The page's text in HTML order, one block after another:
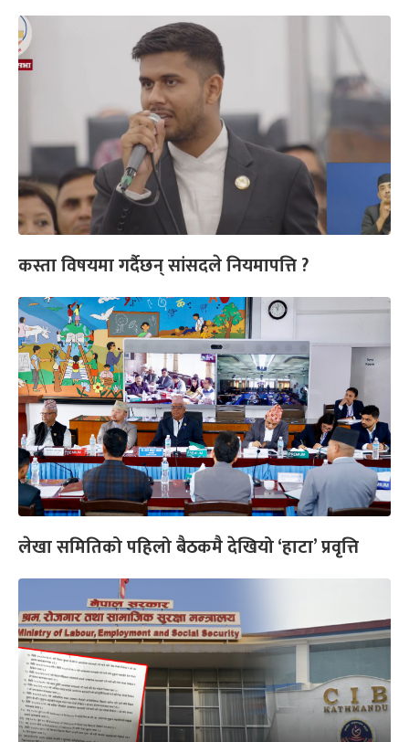
कस्ता विषयमा गर्दैछन् सांसदले नियमापत्ति ?
लेखा समितिको पहिलो बैठकमै देखियो ‘हाटा’ प्रवृत्ति